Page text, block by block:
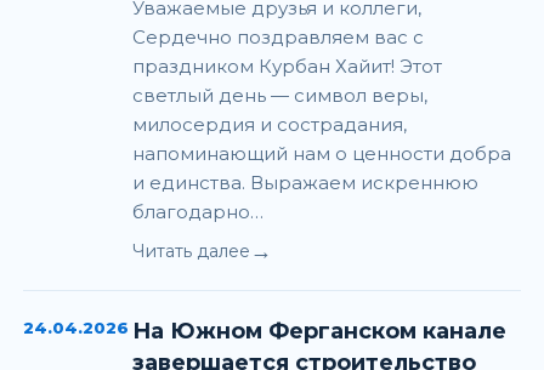
Уважаемые друзья и коллеги,
Сердечно поздравляем вас с
праздником Курбан Хайит! Этот
светлый день — символ веры,
милосердия и сострадания,
напоминающий нам о ценности добра
и единства. Выражаем искреннюю
благодарно…
Читать далее →
24.04.2026 На Южном Ферганском канале
завершается строительство